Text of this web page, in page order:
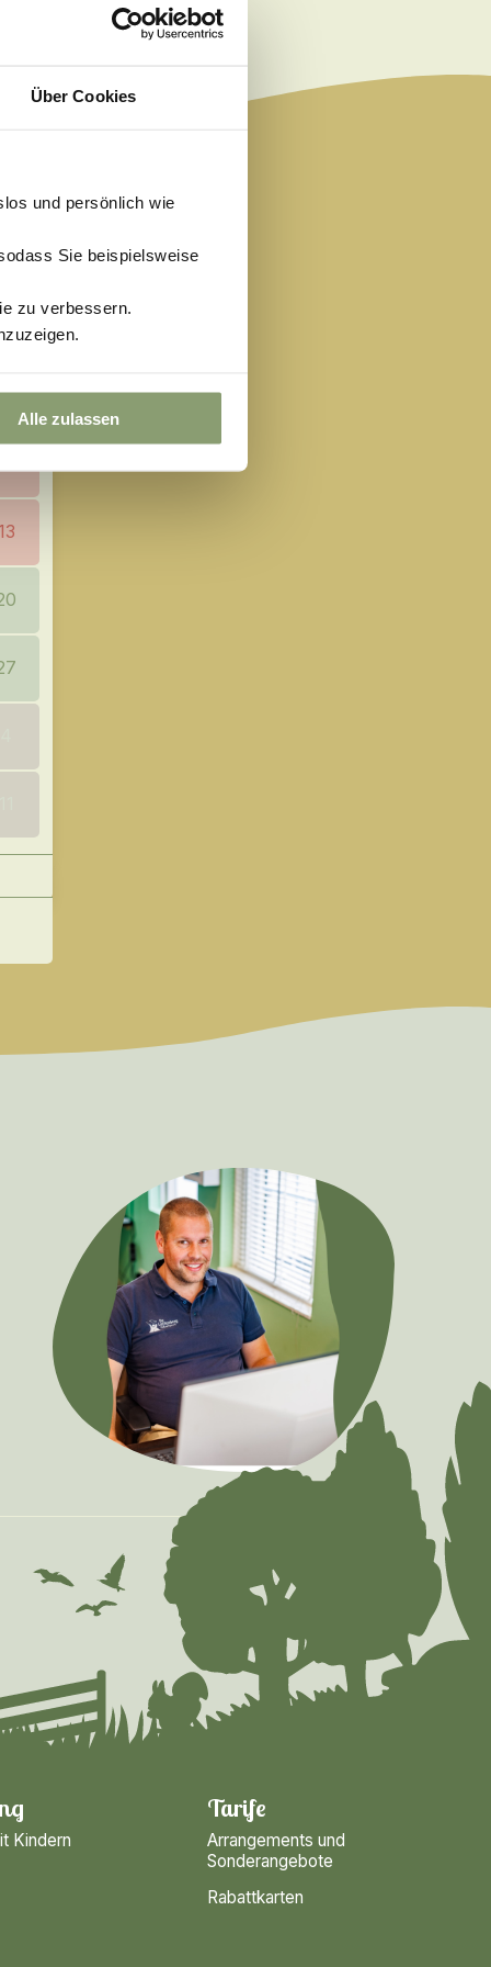
Über Cookies
und persönlich wie
Sie beispielsweise
zu verbessern.
Alle zulassen
Tarife
Arrangements und
Sonderangebote
Rabattkarten
Kindern